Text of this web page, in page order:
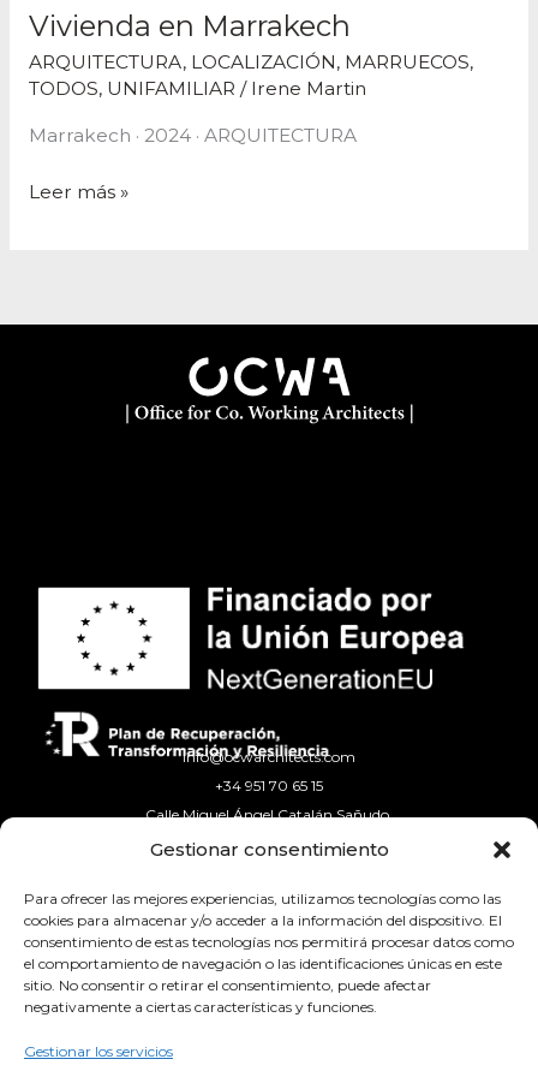
Gestionar consentimiento
Para ofrecer las mejores experiencias, utilizamos tecnologías como las
cookies para almacenar y/o acceder a la información del dispositivo. El
consentimiento de estas tecnologías nos permitirá procesar datos como
el comportamiento de navegación o las identificaciones únicas en este
sitio. No consentir o retirar el consentimiento, puede afectar
negativamente a ciertas características y funciones.
Gestionar los servicios
Vivienda en Marrakech
ARQUITECTURA, LOCALIZACIÓN, MARRUECOS,
TODOS, UNIFAMILIAR / Irene Martin
Marrakech · 2024 · ARQUITECTURA
Leer más »
info@ocwarchitects.com
+34 951 70 65 15
Calle Miguel Ángel Catalán Sañudo,
Local 10, 29603 – Marbella (Málaga)
EQUIPO